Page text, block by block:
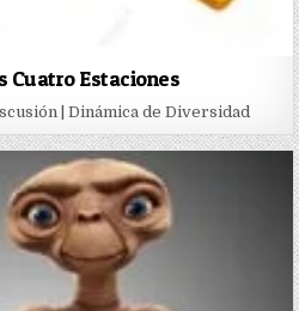
Cuatro Estaciones
| Dinámica de Diversidad